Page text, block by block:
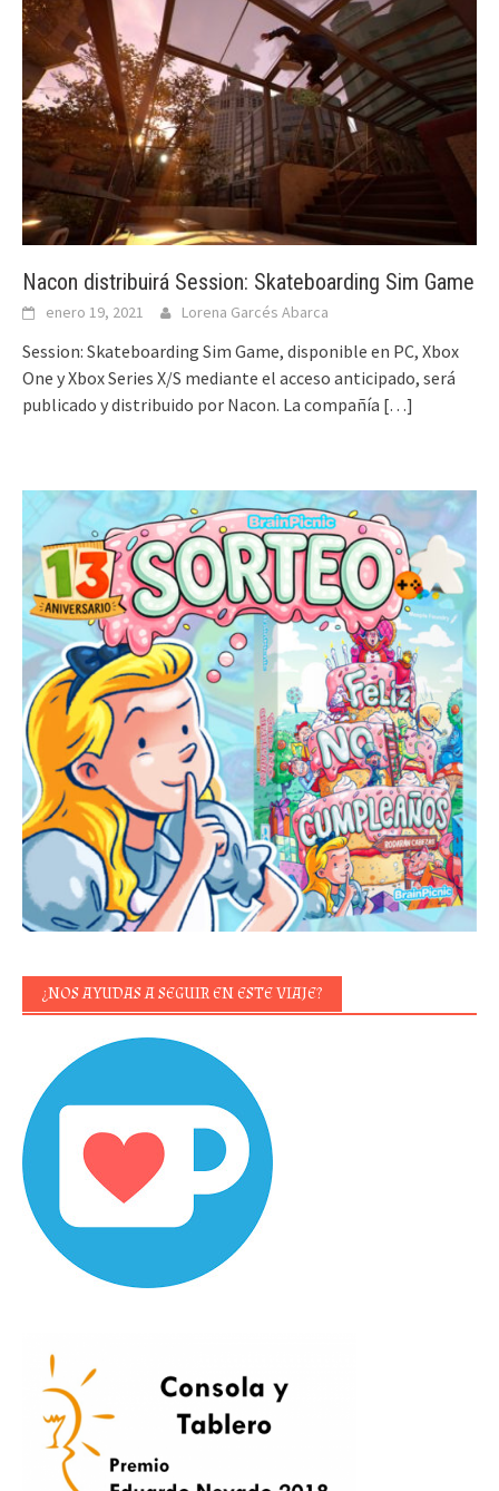
Nacon distribuirá Session: Skateboarding Sim Game
enero 19, 2021 Lorena Garcés Abarca
Session: Skateboarding Sim Game, disponible en PC, Xbox
One y Xbox Series X/S mediante el acceso anticipado, será
publicado y distribuido por Nacon. La compañía […]
¿NOS AYUDAS A SEGUIR EN ESTE VIAJE?